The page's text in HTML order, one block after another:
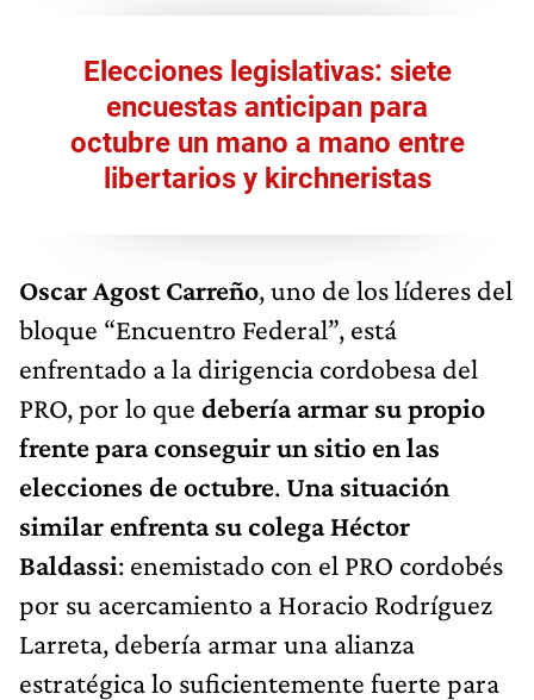
Elecciones legislativas: siete
encuestas anticipan para
octubre un mano a mano entre
libertarios y kirchneristas
Oscar Agost Carreño, uno de los líderes del
bloque “Encuentro Federal”, está
enfrentado a la dirigencia cordobesa del
PRO, por lo que debería armar su propio
frente para conseguir un sitio en las
elecciones de octubre.Una situación
similar enfrenta su colega Héctor
Baldassi: enemistado con el PRO cordobés
por su acercamiento a Horacio Rodríguez
Larreta, debería armar una alianza
estratégica lo suficientemente fuerte para